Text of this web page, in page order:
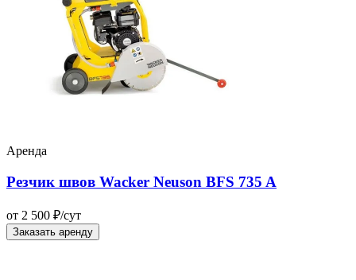
Аренда
Резчик швов Wacker Neuson BFS 735 A
от 2 500 ₽/сут
Заказать аренду